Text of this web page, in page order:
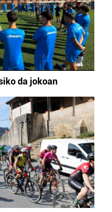
da jokoan